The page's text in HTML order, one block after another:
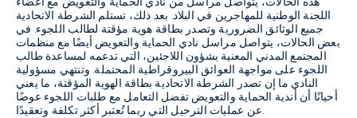
اللجنة الوطنية للمهاجرين في البلاد. بعد ذلك، تستلم الشرطة الاتحادية
جميع الوثائق الضرورية وتصدر بطاقة هوية مؤقتة لطالب اللجوء. في
بعض الحالات، يتواصل مراسل نادي الحماية والتعويض أيضًا مع منظمات
المجتمع المدني المعنية بشؤون اللاجئين، التي تدعمه لمساعدة طالب
اللجوء على مواجهة العوائق البيروقراطية المحتملة. وتنتهي مسؤولية
النادي ما إن تصدر الشرطة الاتحادية بطاقة الهوية المؤقتة، ما يعني
أحيانًا أن أندية الحماية والتعويض تفضل التعامل مع طلبات اللجوء عوضًا
عن عمليات الترحيل التي ربما تُعتبر أكثر تكلفة وتعقيدًا.